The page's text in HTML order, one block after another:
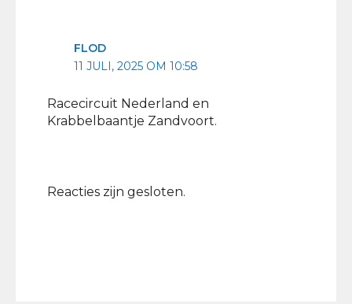
FLOD
11 JULI, 2025 OM 10:58
Racecircuit Nederland en
Krabbelbaantje Zandvoort.
Reacties zijn gesloten.